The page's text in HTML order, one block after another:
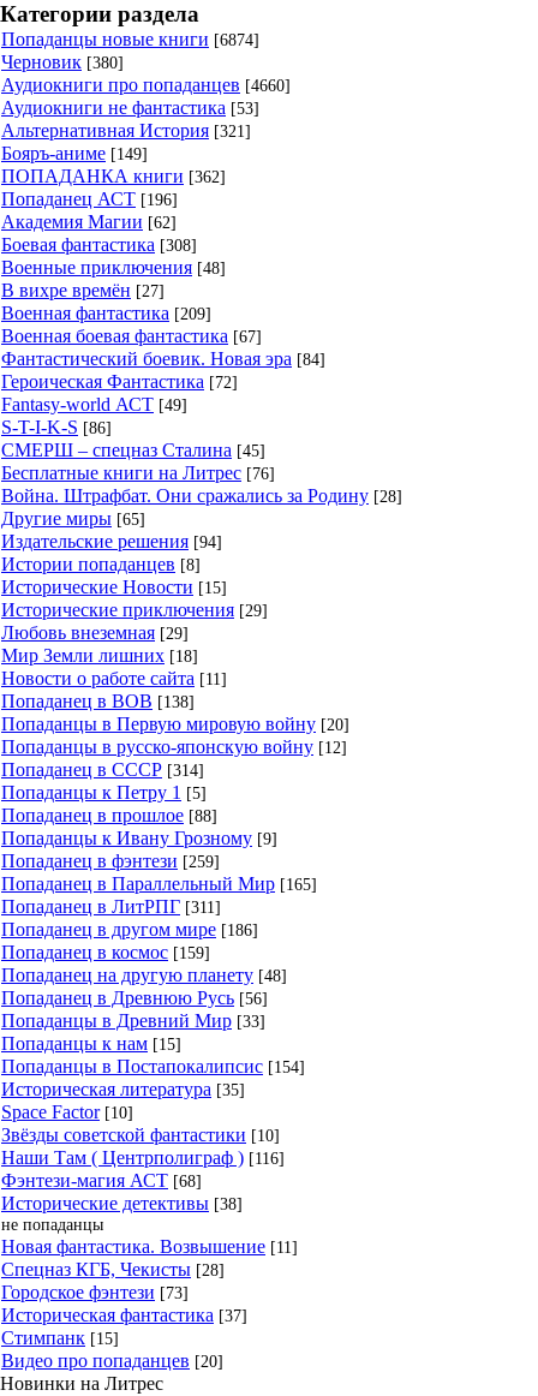
Категории раздела
Попаданцы новые книги [6874]
Черновик [380]
Аудиокниги про попаданцев [4660]
Аудиокниги не фантастика [53]
Альтернативная История [321]
Бояръ-аниме [149]
ПОПАДАНКА книги [362]
Попаданец АСТ [196]
Академия Магии [62]
Боевая фантастика [308]
Военные приключения [48]
В вихре времён [27]
Военная фантастика [209]
Военная боевая фантастика [67]
Фантастический боевик. Новая эра [84]
Героическая Фантастика [72]
Fantasy-world АСТ [49]
S-T-I-K-S [86]
СМЕРШ – спецназ Сталина [45]
Бесплатные книги на Литрес [76]
Война. Штрафбат. Они сражались за Родину [28]
Другие миры [65]
Издательские решения [94]
Истории попаданцев [8]
Исторические Новости [15]
Исторические приключения [29]
Любовь внеземная [29]
Мир Земли лишних [18]
Новости о работе сайта [11]
Попаданец в ВОВ [138]
Попаданцы в Первую мировую войну [20]
Попаданцы в русско-японскую войну [12]
Попаданец в СССР [314]
Попаданцы к Петру 1 [5]
Попаданец в прошлое [88]
Попаданцы к Ивану Грозному [9]
Попаданец в фэнтези [259]
Попаданец в Параллельный Мир [165]
Попаданец в ЛитРПГ [311]
Попаданец в другом мире [186]
Попаданец в космос [159]
Попаданец на другую планету [48]
Попаданец в Древнюю Русь [56]
Попаданцы в Древний Мир [33]
Попаданцы к нам [15]
Попаданцы в Постапокалипсис [154]
Историческая литература [35]
Space Factor [10]
Звёзды советской фантастики [10]
Наши Там ( Центрполиграф ) [116]
Фэнтези-магия АСТ [68]
Исторические детективы [38]
не попаданцы
Новая фантастика. Возвышение [11]
Спецназ КГБ, Чекисты [28]
Городское фэнтези [73]
Историческая фантастика [37]
Стимпанк [15]
Видео про попаданцев [20]
Новинки на Литрес